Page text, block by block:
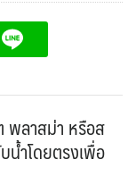
พลาสม่า หรือส
น้ำโดยตรงเพื่อ